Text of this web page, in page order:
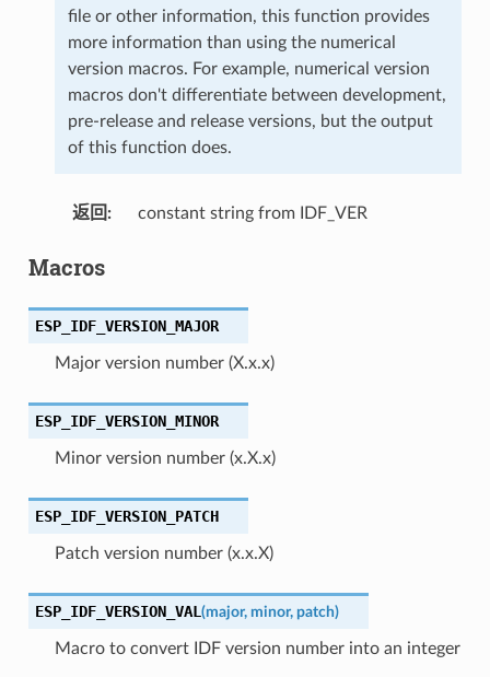
file or other information, this function provides
more information than using the numerical
version macros. For example, numerical version
macros don't differentiate between development,
pre-release and release versions, but the output
of this function does.
返回 : constant string from IDF_VER
Macros
ESP_IDF_VERSION_MAJOR
Major version number (X.x.x)
ESP_IDF_VERSION_MINOR
Minor version number (x.X.x)
ESP_IDF_VERSION_PATCH
Patch version number (x.x.X)
ESP_IDF_VERSION_VAL (major, minor, patch)
Macro to convert IDF version number into an integer